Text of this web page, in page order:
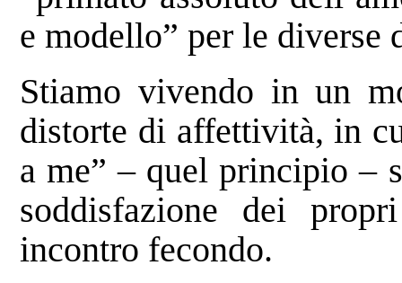
e modello” per le diverse
Stiamo vivendo in un
distorte di affettività, in
a me” – quel principio –
soddisfazione dei
incontro fecondo.